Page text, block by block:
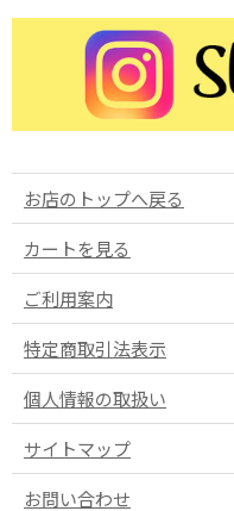
お店のトップへ戻る
カートを見る
ご利用案内
特定商取引法表示
個人情報の取扱い
サイトマップ
お問い合わせ